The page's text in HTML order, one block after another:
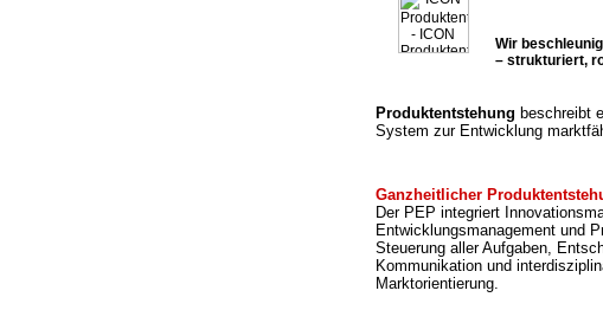
Wir
– strukturiert,
Produktentstehung beschreibt
System zur Entwicklung
Ganzheitlicher
Der PEP integriert
Entwicklungsmanagement und
Steuerung aller Aufgaben,
Kommunikation und
Marktorientierung.